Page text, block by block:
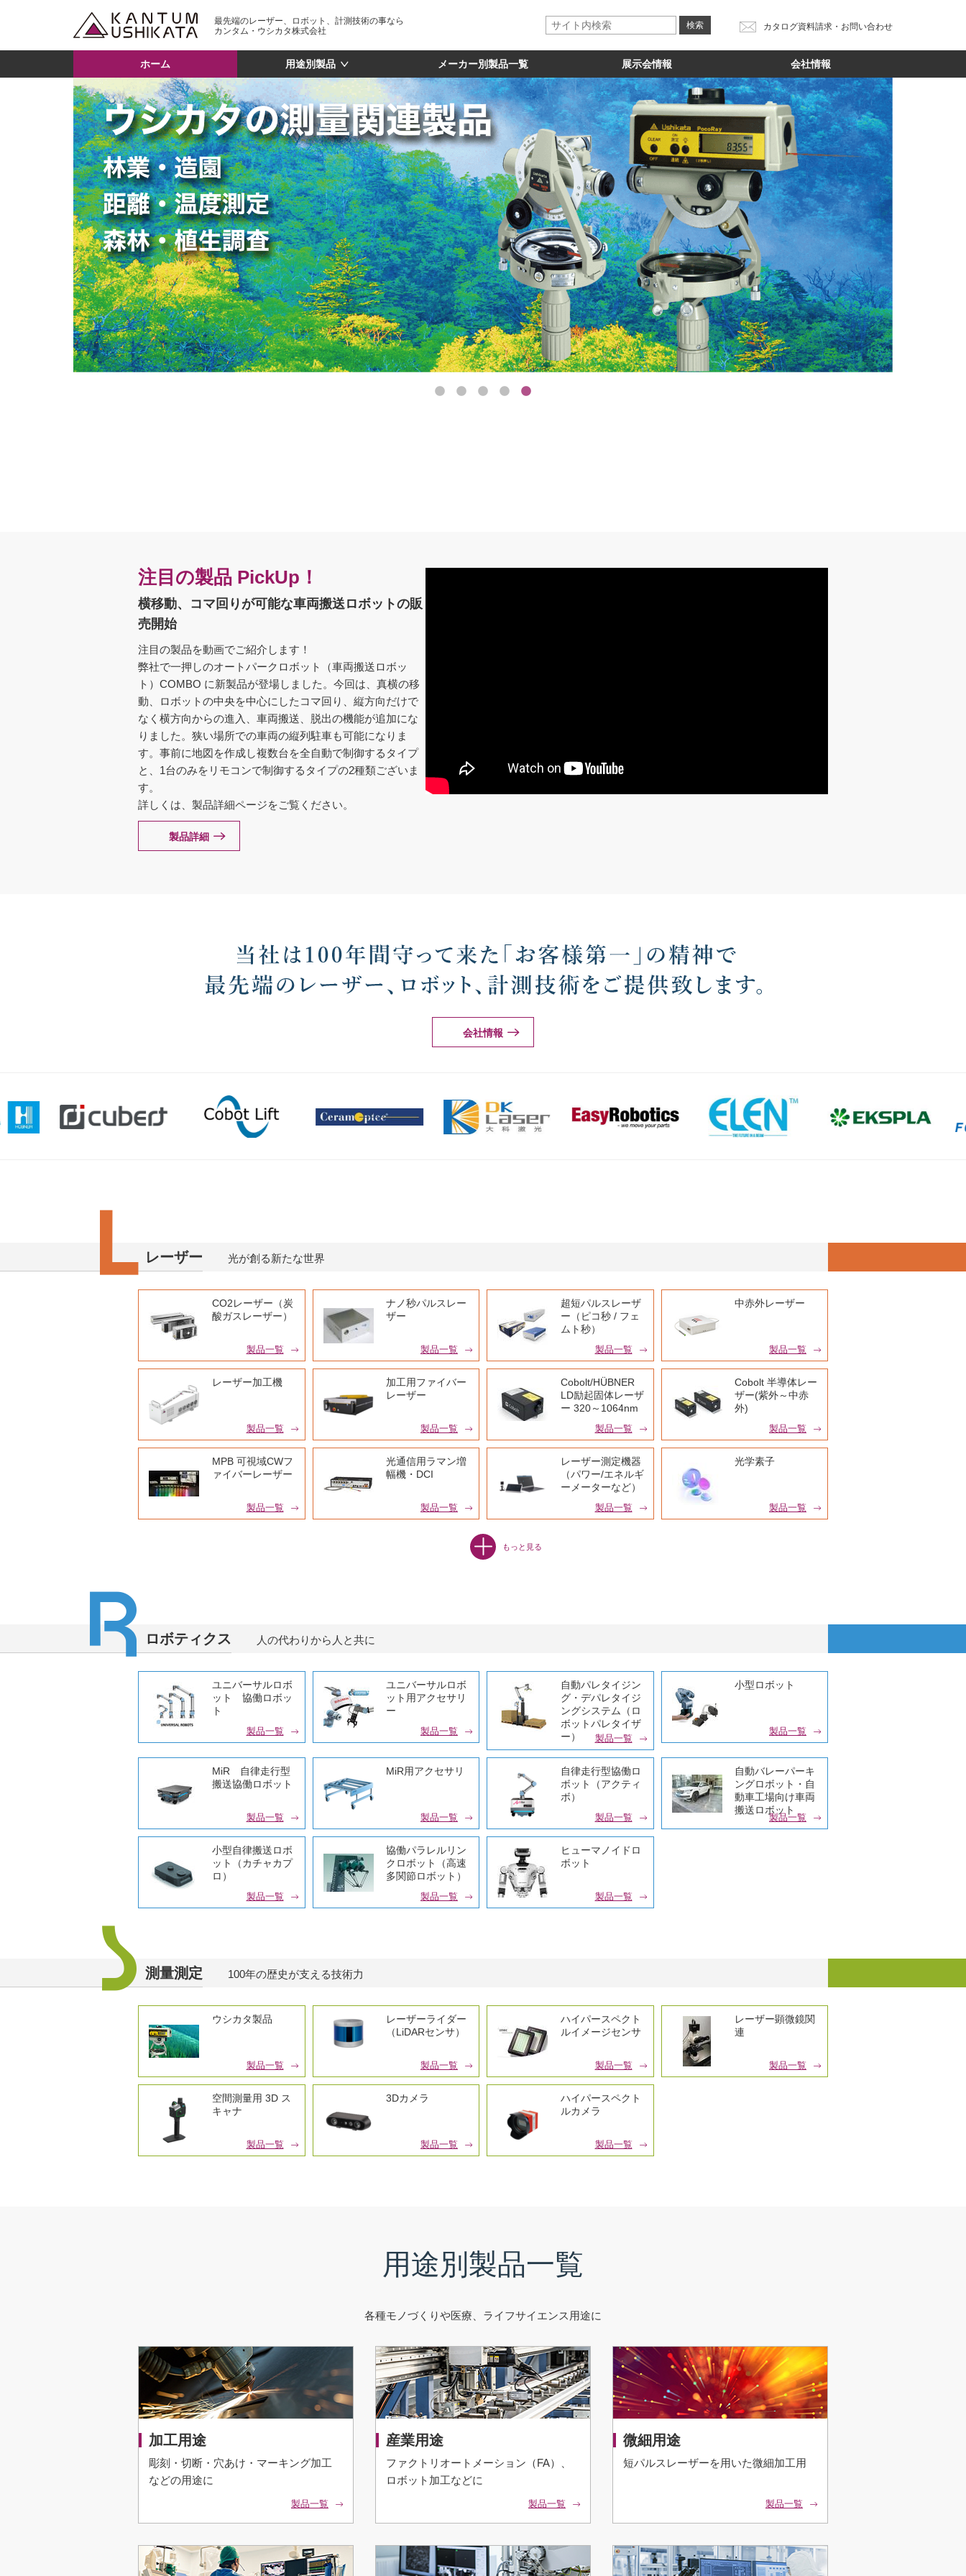
最先端のレーザー、ロボット、計測技術の事なら
カンタム・ウシカタ株式会社
カタログ資料請求・お問い合わせ
ホーム 用途別製品 メーカー別製品一覧 展示会情報 会社情報
注目の製品 PickUp！
横移動、コマ回りが可能な車両搬送ロボットの販
売開始
注目の製品を動画でご紹介します！
弊社で一押しのオートパークロボット（車両搬送ロボッ
ト）COMBO に新製品が登場しました。今回は、真横の移
動、ロボットの中央を中心にしたコマ回り、縦方向だけで
なく横方向からの進入、車両搬送、脱出の機能が追加にな
りました。狭い場所での車両の縦列駐車も可能になりま
す。事前に地図を作成し複数台を全自動で制御するタイプ
と、1台のみをリモコンで制御するタイプの2種類ございま
す。
詳しくは、製品詳細ページをご覧ください。
製品詳細
会社情報
レーザー 光が創る新たな世界
CO2レーザー（炭
酸ガスレーザー）
製品一覧
ナノ秒パルスレー
ザー
製品一覧
超短パルスレーザ
ー（ピコ秒 / フェ
ムト秒）
製品一覧
中赤外レーザー
製品一覧
レーザー加工機
製品一覧
加工用ファイバー
レーザー
製品一覧
Cobolt/HÜBNER
LD励起固体レーザ
ー 320～1064nm
製品一覧
Cobolt 半導体レー
ザー(紫外～中赤
外)
製品一覧
MPB 可視域CWフ
ァイバーレーザー
製品一覧
光通信用ラマン増
幅機・DCI
製品一覧
レーザー測定機器
（パワー/エネルギ
ーメーターなど）
製品一覧
光学素子
製品一覧
（除菌装置）
ロボティクス 人の代わりから人と共に
ユニバーサルロボ
ット 協働ロボッ
ト
製品一覧
ユニバーサルロボ
ット用アクセサリ
ー
製品一覧
自動パレタイジン
グ・デパレタイジ
ングシステム（ロ
ボットパレタイザ
ー）
製品一覧
小型ロボット
製品一覧
MiR 自律走行型
搬送協働ロボット
製品一覧
MiR用アクセサリ
製品一覧
自律走行型協働ロ
ボット（アクティ
ボ）
製品一覧
自動バレーパーキ
ングロボット・自
動車工場向け車両
搬送ロボット
製品一覧
小型自律搬送ロボ
ット（カチャカプ
ロ）
製品一覧
協働パラレルリン
クロボット（高速
多関節ロボット）
製品一覧
ヒューマノイドロ
ボット
製品一覧
測量測定 100年の歴史が支える技術力
ウシカタ製品
製品一覧
レーザーライダー
（LiDARセンサ）
製品一覧
ハイパースペクト
ルイメージセンサ
製品一覧
レーザー顕微鏡関
連
製品一覧
空間測量用 3D ス
キャナ
製品一覧
3Dカメラ
製品一覧
ハイパースペクト
ルカメラ
製品一覧
用途別製品一覧
各種モノづくりや医療、ライフサイエンス用途に
加工用途
彫刻・切断・穴あけ・マーキング加工
などの用途に
製品一覧
産業用途
ファクトリオートメーション（FA）、
ロボット加工などに
製品一覧
微細用途
短パルスレーザーを用いた微細加工用
製品一覧